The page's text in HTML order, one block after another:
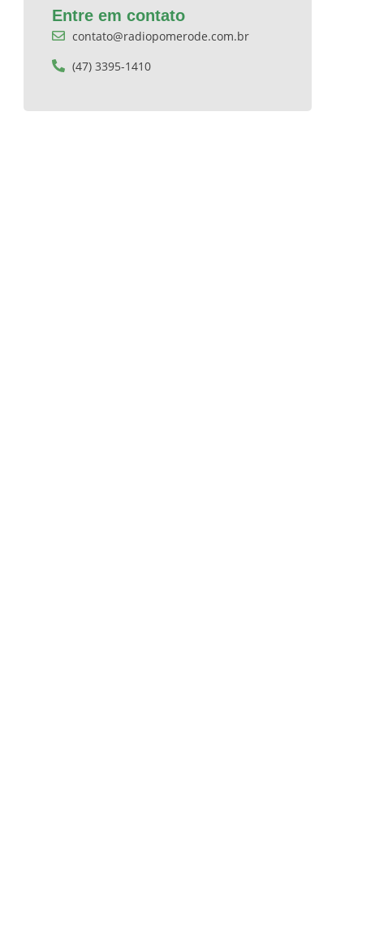
Entre em contato
contato@radiopomerode.com.br
(47) 3395-1410